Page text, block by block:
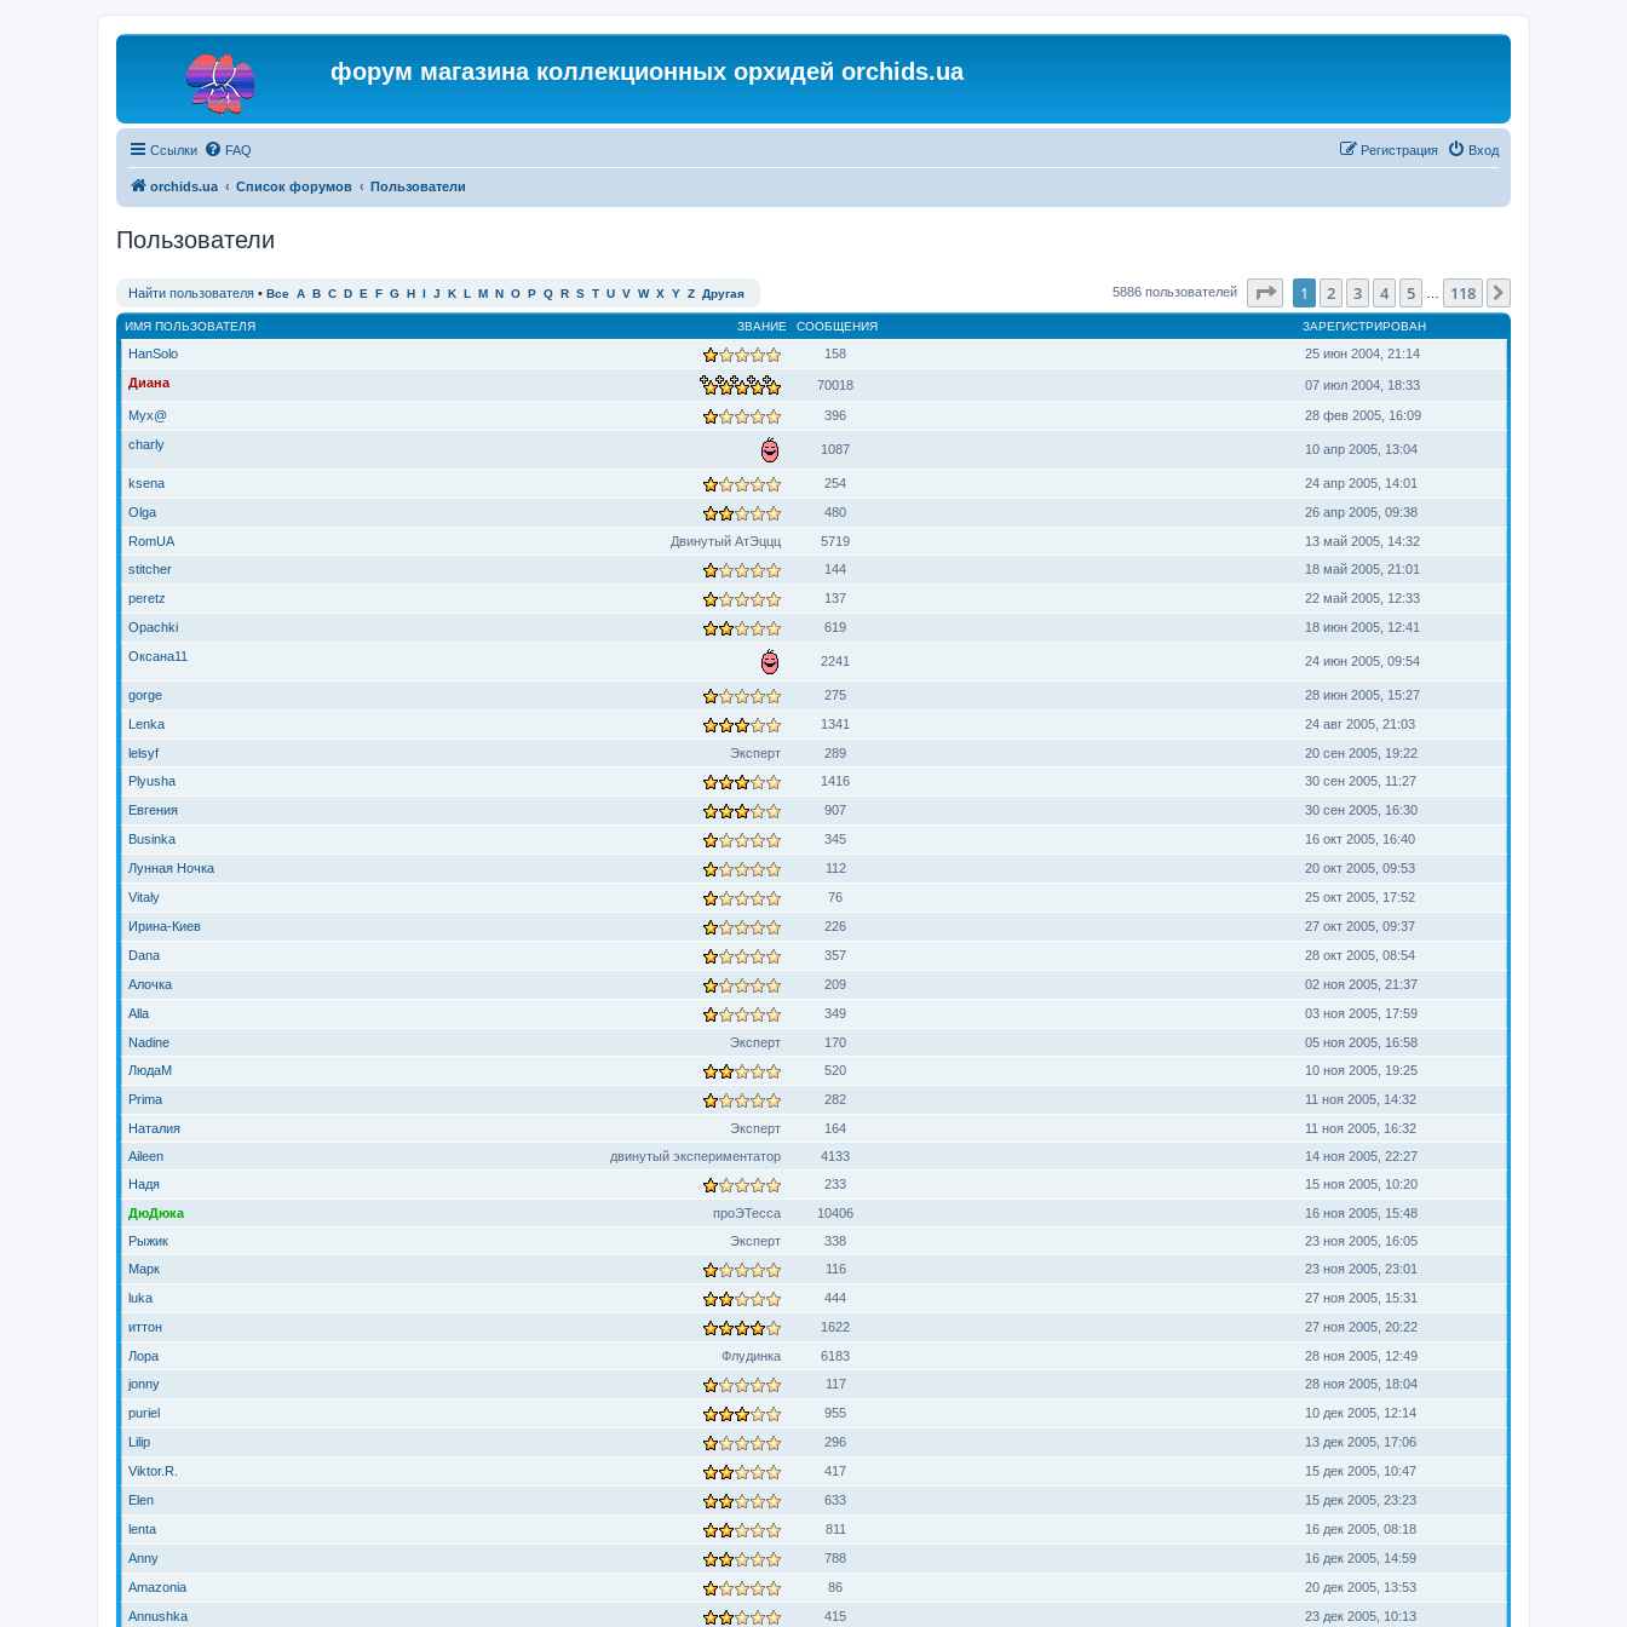
форум магазина коллекционных орхидей orchids.ua
Ссылки FAQ Вход
Регистрация
orchids.ua Список форумов Пользователи
Пользователи
Найти пользователя • Все A B C D E F G H I J K L M N O P Q R S T U V W X Y Z Другая 5886 пользователей Страница1 из 118
1 2 3 4 5 118
ЗВАНИЕ
ИМЯ ПОЛЬЗОВАТЕЛЯ СООБЩЕНИЯ ЗАРЕГИСТРИРОВАН
HanSolo 158
25 июн 2004, 21:14
Диана
70018 07 июл 2004, 18:33
Myx@ 396
28 фев 2005, 16:09
charly
1087 10 апр 2005, 13:04
ksena 254
24 апр 2005, 14:01
Olga
480
26 апр 2005, 09:38
Двинутый АтЭццц
RomUA 5719
13 май 2005, 14:32
stitcher
144
18 май 2005, 21:01
peretz
137
22 май 2005, 12:33
Opachki
619
18 июн 2005, 12:41
Оксана11
2241 24 июн 2005, 09:54
gorge 275
28 июн 2005, 15:27
Lenka
1341
24 авг 2005, 21:03
Эксперт
lelsyf 289
20 сен 2005, 19:22
Plyusha
1416
30 сен 2005, 11:27
Евгения
907
30 сен 2005, 16:30
Businka
345
16 окт 2005, 16:40
Лунная Ночка
112
20 окт 2005, 09:53
Vitaly
76
25 окт 2005, 17:52
Ирина-Киев
226
27 окт 2005, 09:37
Dana
357
28 окт 2005, 08:54
Алочка
209
02 ноя 2005, 21:37
Alla
349
03 ноя 2005, 17:59
Эксперт
Nadine 170
05 ноя 2005, 16:58
ЛюдаМ
520
10 ноя 2005, 19:25
Prima
282
11 ноя 2005, 14:32
Эксперт
Наталия 164
11 ноя 2005, 16:32
двинутый экспериментатор
Aileen 4133
14 ноя 2005, 22:27
Надя
233
15 ноя 2005, 10:20
проЭТесса
ДюДюка 10406
16 ноя 2005, 15:48
Эксперт
Рыжик 338
23 ноя 2005, 16:05
Марк
116
23 ноя 2005, 23:01
luka
444
27 ноя 2005, 15:31
иттон
1622
27 ноя 2005, 20:22
Флудинка
Лора 6183
28 ноя 2005, 12:49
jonny
117
28 ноя 2005, 18:04
puriel
955
10 дек 2005, 12:14
Lilip
296
13 дек 2005, 17:06
Viktor.R.
417
15 дек 2005, 10:47
Elen
633
15 дек 2005, 23:23
lenta
811
16 дек 2005, 08:18
Anny
788
16 дек 2005, 14:59
Amazonia
86
20 дек 2005, 13:53
Annushka
415 23 дек 2005, 10:13